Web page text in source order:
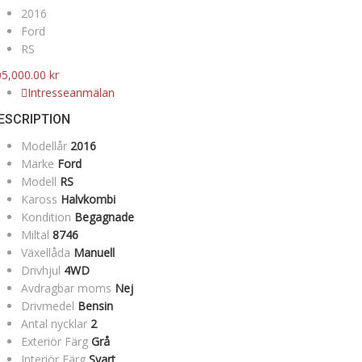
2016
Ford
RS
kr
Intresseanmälan
Modellår 2016
Märke Ford
Modell RS
Kaross Halvkombi
Kondition Begagnade
Miltal 8746
Växellåda Manuell
Drivhjul 4WD
Avdragbar moms Nej
Drivmedel Bensin
Antal nycklar 2
Exteriör Färg Grå